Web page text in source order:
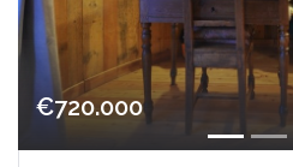
€720.000